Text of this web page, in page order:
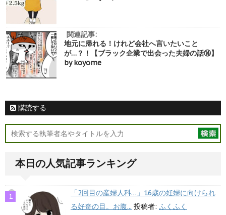
関連記事:
地元に帰れる！けれど会社へ言いたいこと
が…？！【ブラック企業で出会った夫婦の話⑭】
by koyome
購読する
本日の人気記事ランキング
「2回目の産婦人科…」16歳の妊婦に向けられ
る好奇の目。お腹... 投稿者: ふくふく